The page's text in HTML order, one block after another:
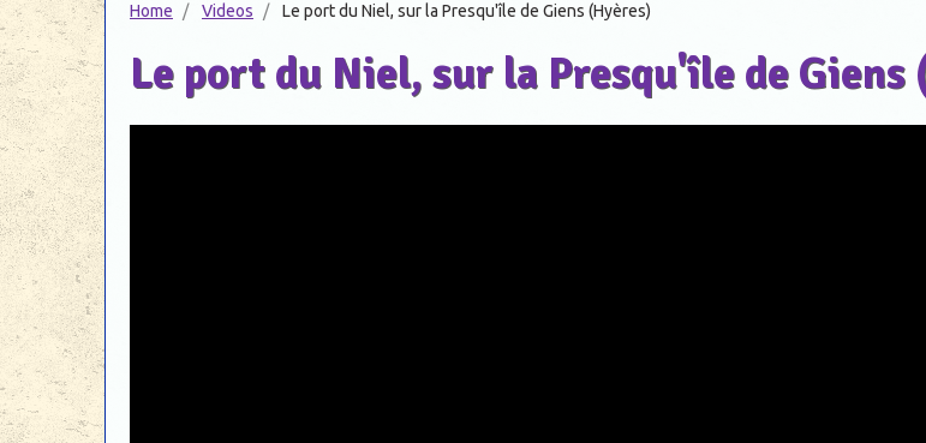
Home Videos Le port du Niel, sur la Presqu'île de Giens (Hyères)
Le port du Niel, sur la Presqu'île de Giens